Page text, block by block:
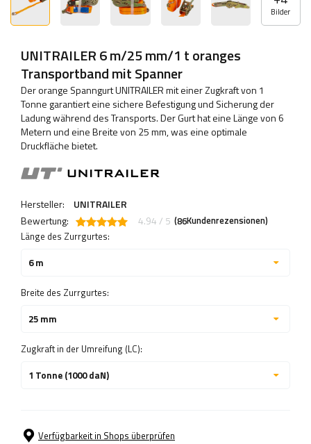
Bilder
UNITRAILER 6 m/25 mm/1 t oranges
Transportband mit Spanner
Der orange Spanngurt UNITRAILER mit einer Zugkraft von 1
Tonne garantiert eine sichere Befestigung und Sicherung der
Ladung während des Transports. Der Gurt hat eine Länge von 6
Metern und eine Breite von 25 mm, was eine optimale
Druckfläche bietet.
Hersteller:
UNITRAILER
Bewertung:
4.94 / 5 (86Kundenrezensionen)
Länge des Zurrgurtes:
6 m
Breite des Zurrgurtes:
25 mm
Zugkraft in der Umreifung (LC):
1 Tonne (1000 daN)
Verfügbarkeit in Shops überprüfen